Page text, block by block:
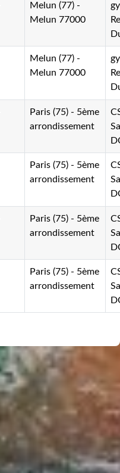
Melun (77) -
Melun 77000
Melun (77) -
Melun 77000
Paris (75) - 5ème
arrondissement
Paris (75) - 5ème
arrondissement
Paris (75) - 5ème
arrondissement
Paris (75) - 5ème
arrondissement